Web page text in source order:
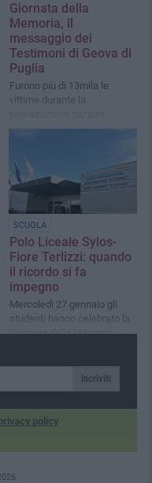
Giornata della
Memoria, il
messaggio dei
Testimoni di Geova di
Puglia
Furono più di 13mila le
vittime durante la
SCUOLA
Polo Liceale Sylos-
Fiore Terlizzi: quando
il ricordo si fa
impegno
Mercoledì 27 gennaio gli
studenti hanno celebrato la
Giornata della Memoria
Iscriviti
policy